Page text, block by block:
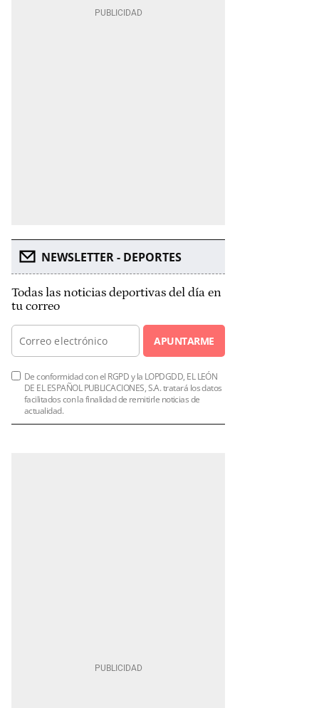
NEWSLETTER - DEPORTES
Todas las noticias deportivas del día en
tu correo
APUNTARME
De conformidad con el RGPD y la LOPDGDD, EL LEÓN
DE EL ESPAÑOL PUBLICACIONES, S.A. tratará los datos
facilitados con la finalidad de remitirle noticias de
actualidad.